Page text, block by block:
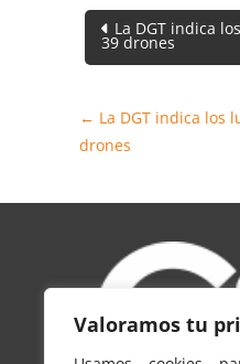
Valoramos tu
de
entradas
La DGT indica
39 drones
← La DGT indica los
drones